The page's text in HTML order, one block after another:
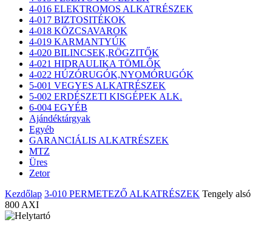
4-016 ELEKTROMOS ALKATRÉSZEK
4-017 BIZTOSITÉKOK
4-018 KÖZCSAVAROK
4-019 KARMANTYÚK
4-020 BILINCSEK,RÖGZITŐK
4-021 HIDRAULIKA TÖMLŐK
4-022 HÚZÓRUGÓK,NYOMÓRUGÓK
5-001 VEGYES ALKATRÉSZEK
5-002 ERDÉSZETI KISGÉPEK ALK.
6-004 EGYÉB
Ajándéktárgyak
Egyéb
GARANCIÁLIS ALKATRÉSZEK
MTZ
Üres
Zetor
Kezdőlap 3-010 PERMETEZŐ ALKATRÉSZEK Tengely alsó
800 AXI